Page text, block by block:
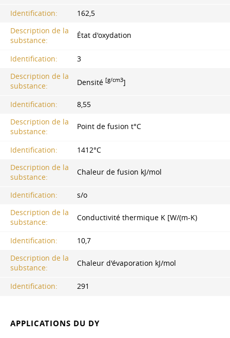
Identification:
162,5
Description de la
substance:
État d'oxydation
Identification:
3
Description de la
substance:
Densité [g/cm3]
Identification:
8,55
Description de la
substance:
Point de fusion t°C
Identification:
1412°С
Description de la
substance:
Chaleur de fusion kJ/mol
Identification:
s/o
Description de la
substance:
Conductivité thermique K [W/(m-K)
Identification:
10,7
Description de la
substance:
Chaleur d'évaporation kJ/mol
Identification: 291
APPLICATIONS DU DY